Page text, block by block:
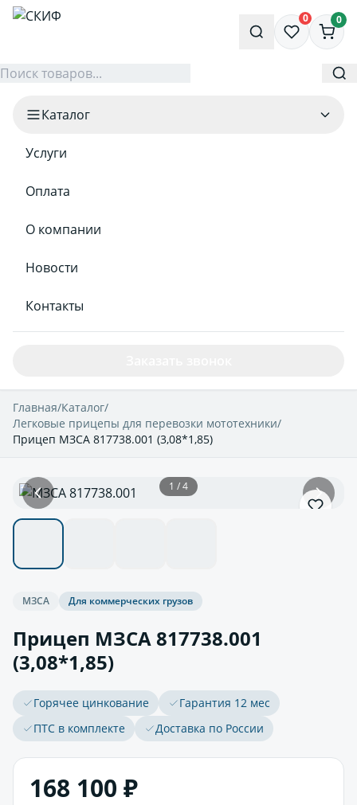
0 0
Каталог
Услуги
Оплата
О компании
Новости
Контакты
Главная/Каталог/
Легковые прицепы для перевозки мототехники/
Прицеп МЗСА 817738.001 (3,08*1,85)
1 / 4
МЗСА Для коммерческих грузов
Прицеп МЗСА 817738.001
(3,08*1,85)
Горячее цинкование
Гарантия 12 мес
ПТС в комплекте
Доставка по России
168 100 ₽